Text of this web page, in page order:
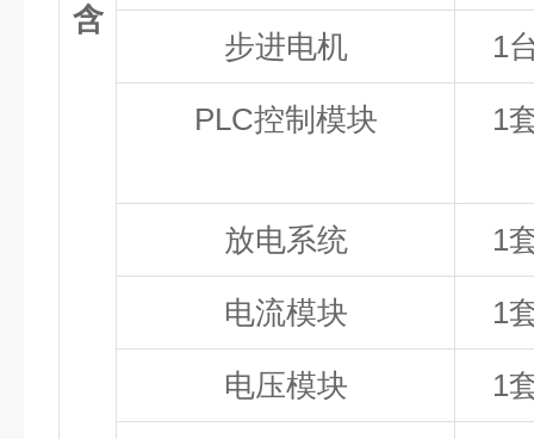
含
步进电机 1
PLC控制模块 1
放电系统 1
电流模块 1
电压模块 1